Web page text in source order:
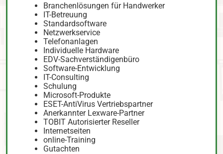
Branchenlösungen für Handwerker
IT-Betreuung
Standardsoftware
Netzwerkservice
Telefonanlagen
Individuelle Hardware
EDV-Sachverständigenbüro
Software-Entwicklung
IT-Consulting
Schulung
Microsoft-Produkte
ESET-AntiVirus Vertriebspartner
Anerkannter Lexware-Partner
TOBIT Autorisierter Reseller
Internetseiten
online-Training
Gutachten